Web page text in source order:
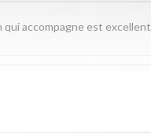
accompagne est excellent